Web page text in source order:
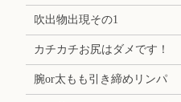
吹出物出現その1
カチカチお尻はダメです！
腕or太もも引き締めリンパ